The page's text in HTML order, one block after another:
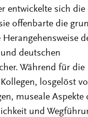
entwickelte sich die
offenbarte die
deutschen
Während für die
losgelöst
museale Aspekte
und